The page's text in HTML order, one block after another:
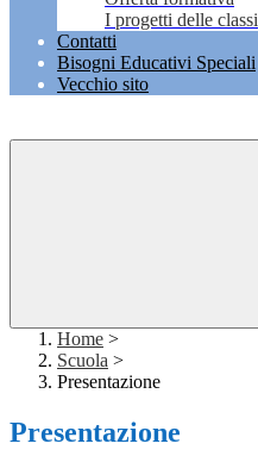
I progetti delle classi
Contatti
Bisogni Educativi Speciali
Vecchio sito
Home >
Scuola >
Presentazione
Presentazione